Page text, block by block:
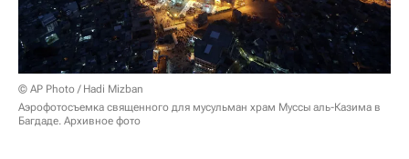
© AP Photo / Hadi Mizban
Аэрофотосъемка священного для мусульман храм Муссы аль-Казима в
Багдаде. Архивное фото